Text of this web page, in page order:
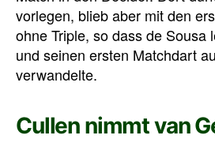
vorlegen, blieb aber mit den
ohne Triple, so dass de Sousa
und seinen ersten Matchdart
verwandelte.
Cullen nimmt van